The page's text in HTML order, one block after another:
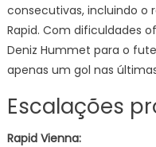
consecutivas, incluindo o
Rapid. Com dificuldades
Deniz Hummet para o
apenas um gol nas
Escalações
Rapid Vienna: